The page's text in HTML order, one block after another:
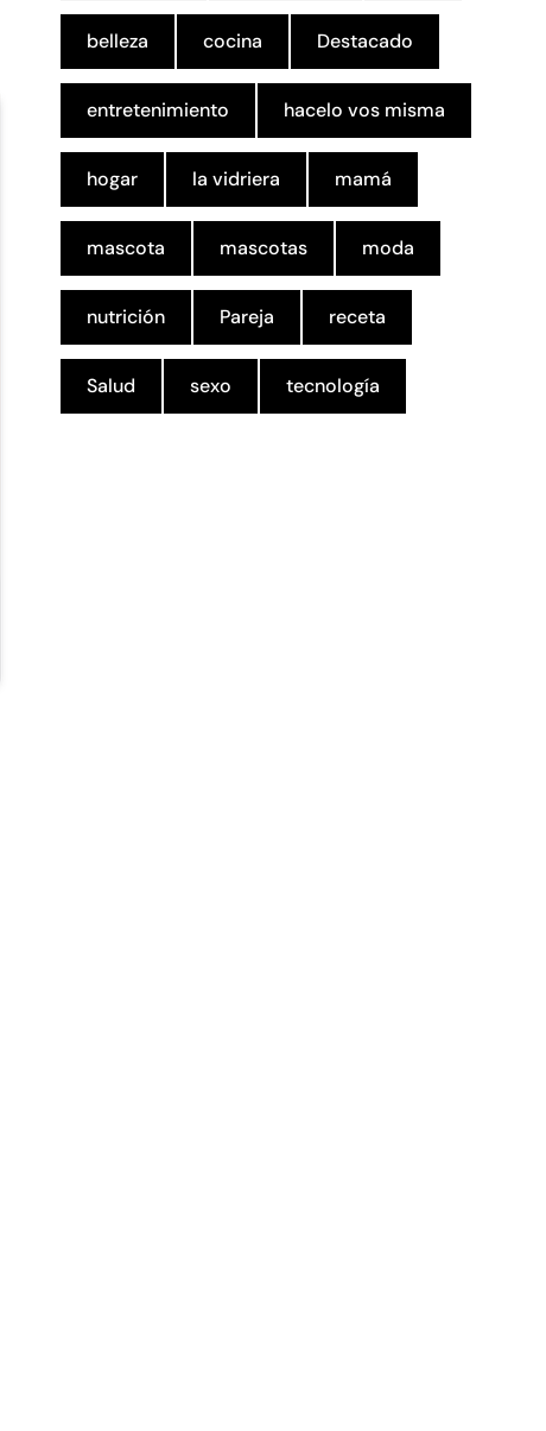
belleza cocina Destacado
entretenimiento hacelo vos misma
hogar la vidriera mamá
mascota mascotas moda
nutrición Pareja receta
Salud sexo tecnología